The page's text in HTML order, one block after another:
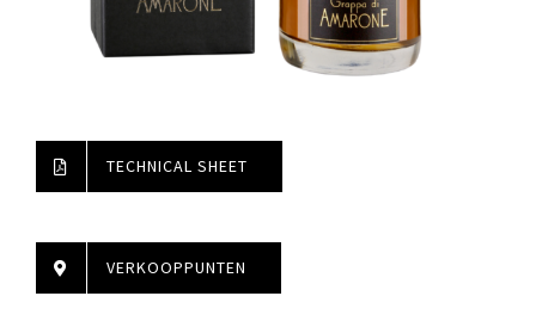
TECHNICAL SHEET
VERKOOPPUNTEN